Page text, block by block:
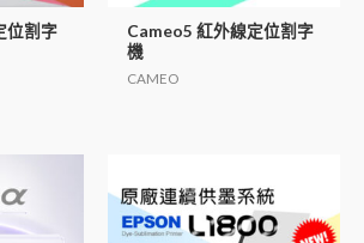
位割字
Cameo5 紅外線定位割字
機
CAMEO